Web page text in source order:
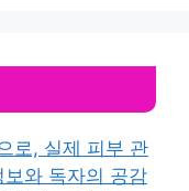
로, 실제 피부 관
와 독자의 공감